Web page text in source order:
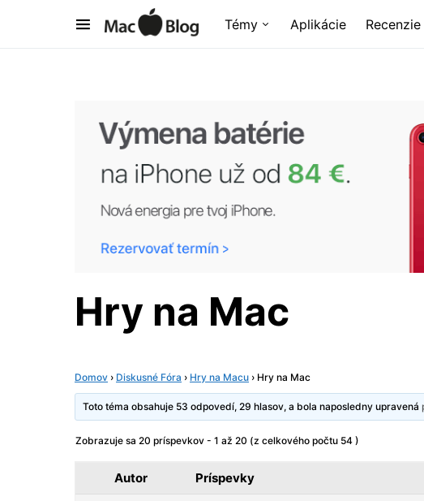
Témy Aplikácie Recenzie
Hry na Mac
Domov › Diskusné Fóra › Hry na Macu › Hry na Mac
Toto téma obsahuje 53 odpovedí, 29 hlasov, a bola naposledny upravená
Zobrazuje sa 20 príspevkov - 1 až 20 (z celkového počtu 54 )
Autor Príspevky